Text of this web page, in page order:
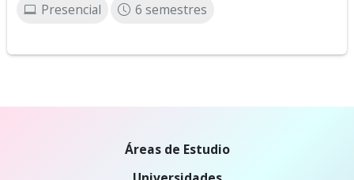
Presencial 6 semestres
Áreas de Estudio